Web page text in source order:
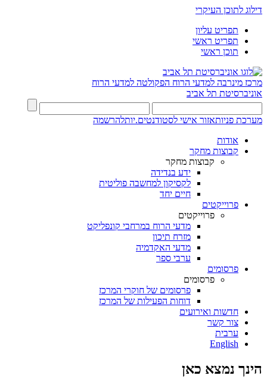
דילוג לתוכן העיקרי
תפריט עליון
תפריט ראשי
תוכן ראשי
מרכז מינרבה למדעי הרוח הפקולטה למדעי הרוח
אוניברסיטת תל אביב
מערכת פניותאזור אישי לסטודנטים.יותלהרשמה
אודות
קבוצות מחקר
קבוצות מחקר
ידע בנדידה
לקסיקון למחשבה פוליטית
חיים יחד
פרוייקטים
פרוייקטים
מדעי הרוח במרחבי קונפליקט
מזרח תיכון
מדעי האקדמיה
ערבי ספר
פרסומים
פרסומים
פרסומים של חוקרי המרכז
דוחות הפעילות של המרכז
חדשות ואירועים
צור קשר
ערבית
English
הינך נמצא כאן